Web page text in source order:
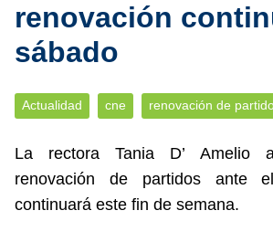
renovación
sábado
Actualidad cne renovación de
La rectora Tania D’ Amelio
renovación de partidos ante
continuará este fin de semana.